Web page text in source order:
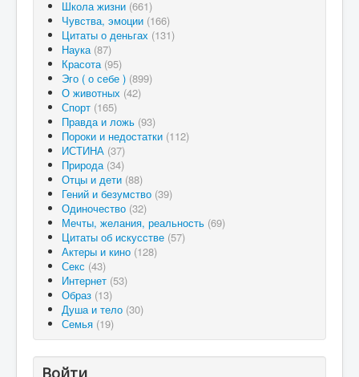
Школа жизни (661)
Чувства, эмоции (166)
Цитаты о деньгах (131)
Наука (87)
Красота (95)
Эго ( о себе ) (899)
О животных (42)
Спорт (165)
Правда и ложь (93)
Пороки и недостатки (112)
ИСТИНА (37)
Природа (34)
Отцы и дети (88)
Гений и безумство (39)
Одиночество (32)
Мечты, желания, реальность (69)
Цитаты об искусстве (57)
Актеры и кино (128)
Секс (43)
Интернет (53)
Образ (13)
Душа и тело (30)
Семья (19)
Войти